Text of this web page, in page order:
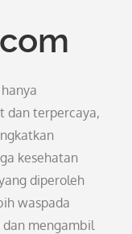
dan terpercaya,
kesehatan
diperoleh
waspada
dan mengambil